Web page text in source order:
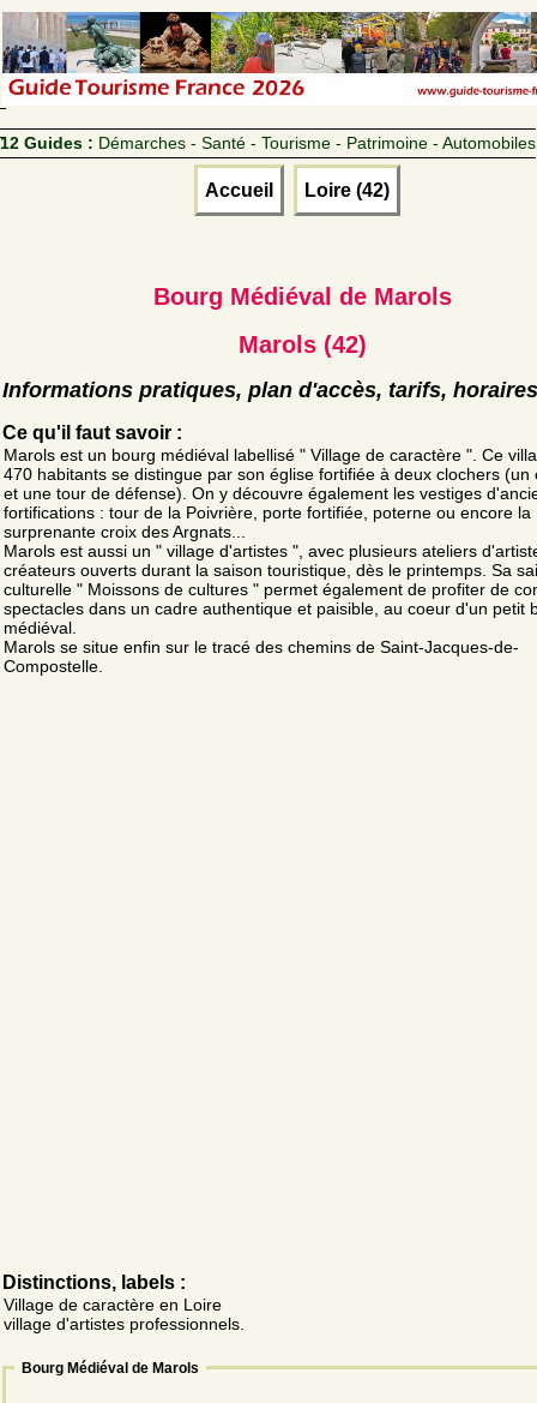
12 Guides : Démarches - Santé - Tourisme - Patrimoine - Automobiles
Accueil Loire (42)
Bourg Médiéval de Marols
Marols (42)
Informations pratiques, plan d'accès, tarifs, horaires
Ce qu'il faut savoir :
Marols est un bourg médiéval labellisé " Village de caractère ". Ce
470 habitants se distingue par son église fortifiée à deux clochers (un
et une tour de défense). On y découvre également les vestiges
fortifications : tour de la Poivrière, porte fortifiée, poterne ou encore la
surprenante croix des Argnats...
Marols est aussi un " village d'artistes ", avec plusieurs ateliers
créateurs ouverts durant la saison touristique, dès le printemps. Sa
culturelle " Moissons de cultures " permet également de profiter de
spectacles dans un cadre authentique et paisible, au coeur d'un petit
médiéval.
Marols se situe enfin sur le tracé des chemins de Saint-Jacques-de-
Compostelle.
Distinctions, labels :
Village de caractère en Loire
village d'artistes professionnels.
Bourg Médiéval de Marols